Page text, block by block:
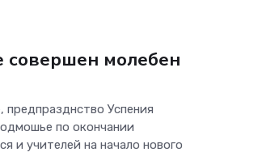
молебен
Успения
по окончании
и учителей на начало нового